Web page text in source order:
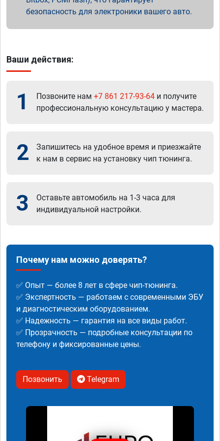
безопасность для электроники вашего авто.
Ваши действия:
1 Позвоните нам +7 861 217-93-64 и получите
профессиональную консультацию у мастера.
2
Запишитесь на удобное время и приезжайте
к нам в сервис на установку чип тюнинга.
3
Оставьте автомобиль на 1-3 часа для
индивидуальной настройки.
Почему нам можно доверять?
✅ Опыт — более 8 лет в сфере чип-тюнинга.
✅ Экспертность — работаем с современными ЭБУ
и диагностическим оборудованием.
✅ Надежность — гарантия на все виды работ.
✅ Прозрачность — подробные консультации по
телефону и фиксированные цены.
Позвонить Telegram